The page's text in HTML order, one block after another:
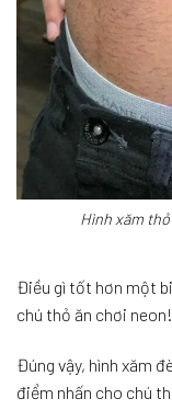
Hình xăm
Điều gì tốt hơn một
chú thỏ ăn chơi neon!
Đúng vậy, hình xăm
điểm nhấn cho chú